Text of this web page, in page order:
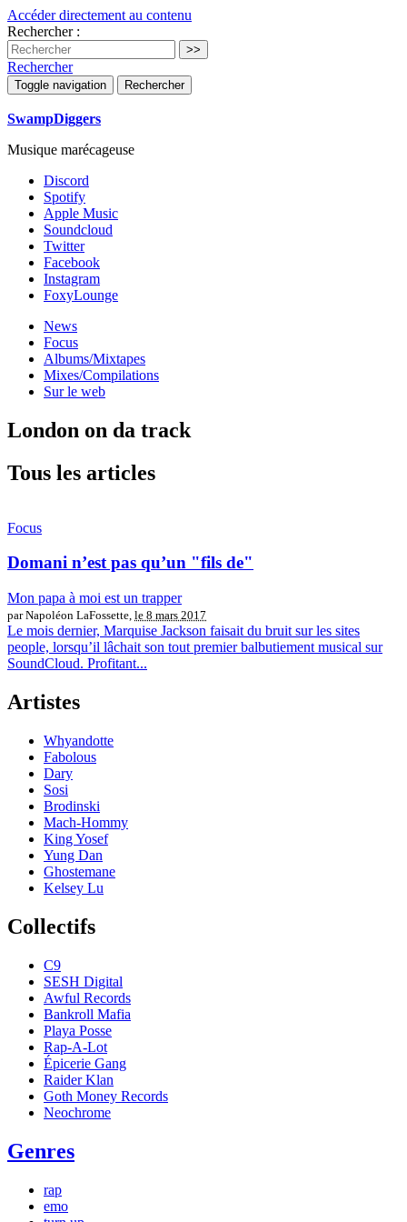
Accéder directement au contenu
Rechercher :
Rechercher
Toggle navigation Rechercher
SwampDiggers
Musique marécageuse
Discord
Spotify
Apple Music
Soundcloud
Twitter
Facebook
Instagram
FoxyLounge
News
Focus
Albums/Mixtapes
Mixes/Compilations
Sur le web
London on da track
Tous les articles
Focus
Domani n’est pas qu’un "fils de"
Mon papa à moi est un trapper
par Napoléon LaFossette, le 8 mars 2017
Le mois dernier, Marquise Jackson faisait du bruit sur les sites
people, lorsqu’il lâchait son tout premier balbutiement musical sur
SoundCloud. Profitant...
Artistes
Whyandotte
Fabolous
Dary
Sosi
Brodinski
Mach-Hommy
King Yosef
Yung Dan
Ghostemane
Kelsey Lu
Collectifs
C9
SESH Digital
Awful Records
Bankroll Mafia
Playa Posse
Rap-A-Lot
Épicerie Gang
Raider Klan
Goth Money Records
Neochrome
Genres
rap
emo